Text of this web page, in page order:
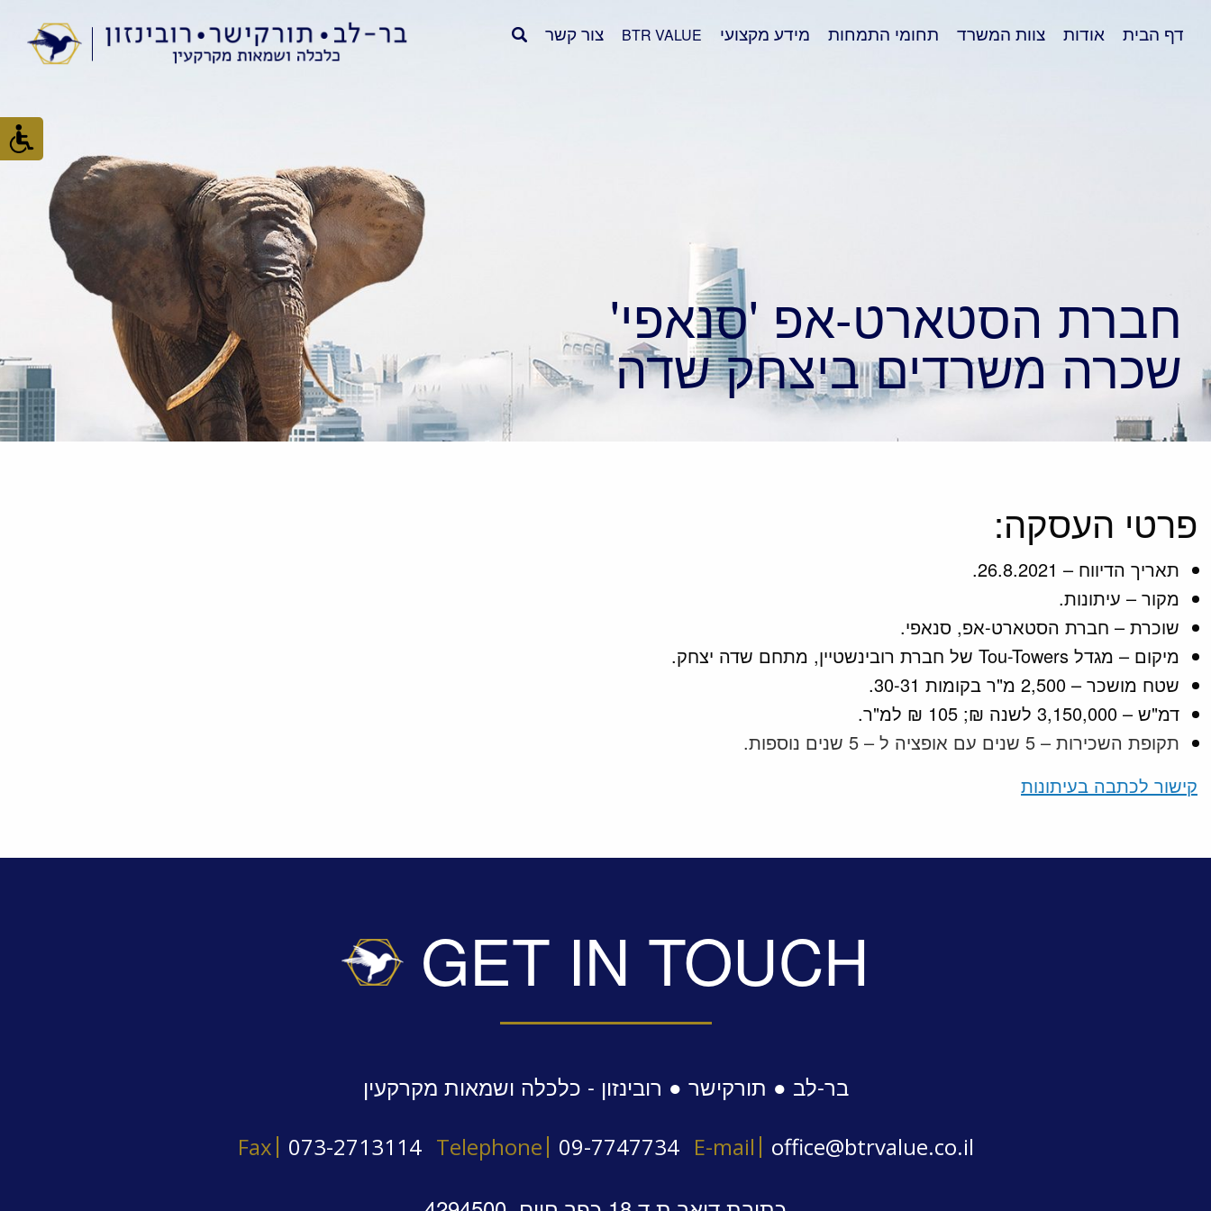
דף הבית אודות צוות המשרד תחומי התמחות מידע מקצועי BTR VALUE צור קשר
חברת הסטארט-אפ 'סנאפי'
שכרה משרדים ביצחק שדה
פרטי העסקה:
תאריך הדיווח – 26.8.2021.
מקור – עיתונות.
שוכרת – חברת הסטארט-אפ, סנאפי.
מיקום – מגדל Tou-Towers של חברת רובינשטיין, מתחם שדה יצחק.
שטח מושכר – 2,500 מ"ר בקומות 30-31.
דמ"ש – 3,150,000 לשנה ₪; 105 ₪ למ"ר.
תקופת השכירות – 5 שנים עם אופציה ל – 5 שנים נוספות.
קישור לכתבה בעיתונות
GET IN TOUCH
בר-לב ● תורקישר ● רובינזון - כלכלה ושמאות מקרקעין
Fax 073-2713114 Telephone 09-7747734 E-mail office@btrvalue.co.il